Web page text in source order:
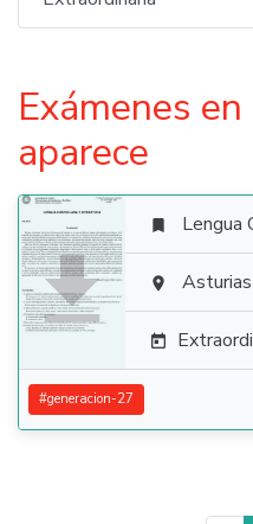
Exámenes
aparece

 Lengua
 Asturias

#generacion-27